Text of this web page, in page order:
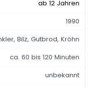
ab 12 Jahren
1990
Bilz, Gutbrod, Kröhn
ca. 60 bis 120 Minuten
unbekannt